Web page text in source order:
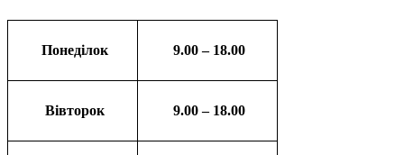
Понеділок 9.00 – 18.00
Вівторок 9.00 – 18.00